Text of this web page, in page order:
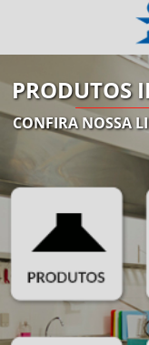
PRODUTOS
CONFIRA NOSSA